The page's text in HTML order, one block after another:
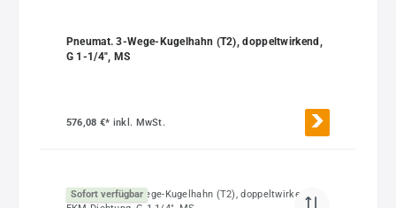
Pneumat. 3-Wege-Kugelhahn (T2), doppeltwirkend,
G 1-1/4", MS
576,08 €* inkl. MwSt.
Sofort verfügbar